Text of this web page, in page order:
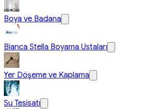
Boya ve Badana
Bianca Stella Boyama Ustaları
Yer Döşeme ve Kaplama
Su Tesisatı